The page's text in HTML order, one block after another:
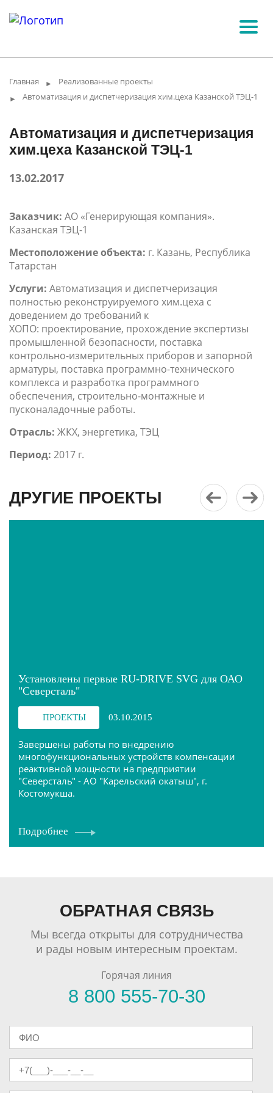
Главная ► Реализованные проекты
► Автоматизация и диспетчеризация хим.цеха Казанской ТЭЦ-1
Автоматизация и диспетчеризация
хим.цеха Казанской ТЭЦ-1
13.02.2017
Заказчик: АО «Генерирующая компания».
Казанская ТЭЦ-1
Местоположение объекта: г. Казань, Республика
Татарстан
Услуги: Автоматизация и диспетчеризация
полностью реконструируемого хим.цеха с
доведением до требований к
ХОПО: проектирование, прохождение экспертизы
промышленной безопасности, поставка
контрольно-измерительных приборов и запорной
арматуры, поставка программно-технического
комплекса и разработка программного
обеспечения, строительно-монтажные и
пусконаладочные работы.
Отрасль: ЖКХ, энергетика, ТЭЦ
Период: 2017 г.
ДРУГИЕ ПРОЕКТЫ
Установлены первые RU-DRIVE SVG для ОАО
"Северсталь"
ПРОЕКТЫ 03.10.2015
Завершены работы по внедрению
многофункциональных устройств компенсации
реактивной мощности на предприятии
"Северсталь" - АО "Карельский окатыш", г.
Костомукша.
Подробнее
ОБРАТНАЯ СВЯЗЬ
Мы всегда открыты для сотрудничества
и рады новым интересным проектам.
Горячая линия
8 800 555-70-30